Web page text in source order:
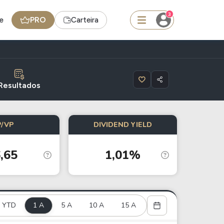
PRO Carteira
3
Ferramenta
Dividendos
- BNB
Radar do Dividendo Inteligente
Carteiras Recomendadas
VP DIVIDEND YIELD
1,01%
YTD 1 A 5 A 10 A 15 A